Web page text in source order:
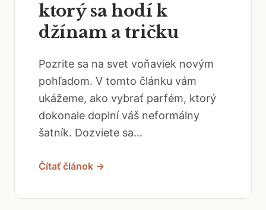
ktorý sa hodí k
džínam a tričku
Pozrite sa na svet voňaviek novým
pohľadom. V tomto článku vám
ukážeme, ako vybrať parfém, ktorý
dokonale doplní váš neformálny
šatník. Dozviete sa...
Čítať článok →